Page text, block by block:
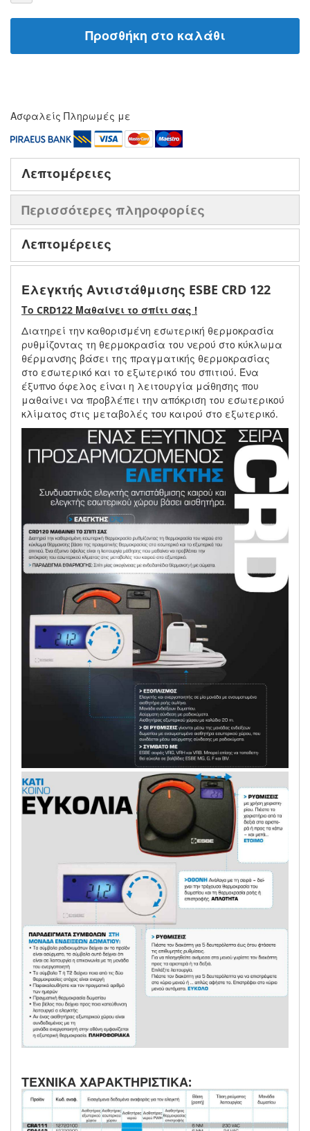
Προσθήκη στο καλάθι
Ασφαλείς Πληρωμές με
Λεπτομέρειες
Περισσότερες πληροφορίες
Λεπτομέρειες
Ελεγκτής Αντιστάθμισης ESBE CRD 122
Το CRD122 Μαθαίνει το σπίτι σας !
Διατηρεί την καθορισμένη εσωτερική θερμοκρασία
ρυθμίζοντας τη θερμοκρασία του νερού στο κύκλωμα
θέρμανσης βάσει της πραγματικής θερμοκρασίας
στο εσωτερικό και το εξωτερικό του σπιτιού. Ένα
έξυπνο όφελος είναι η λειτουργία μάθησης που
μαθαίνει να προβλέπει την απόκριση του εσωτερικού
κλίματος στις μεταβολές του καιρού στο εξωτερικό.
ΤΕΧΝΙΚΑ ΧΑΡΑΚΤΗΡΙΣΤΙΚΑ: